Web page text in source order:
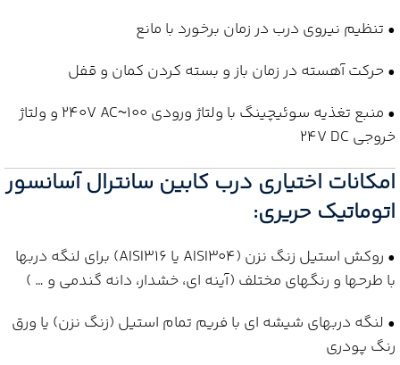
• تنظیم نیروی درب در زمان برخورد با مانع
• حرکت آهسته در زمان باز و بسته کردن کمان و قفل
• منبع تغذیه سوئیچینگ با ولتاژ ورودی 100~240V AC و ولتاژ
خروجی 24V DC
امکانات اختیاری درب کابین سانترال آسانسور
اتوماتیک حریری:
• روکش استیل زنگ نزن (AISI304 یا AISI316) برای لنگه دربها
با طرحها و رنگهای مختلف (آینه ای، خشدار، دانه گندمی و … )
• لنگه دربهای شیشه ای با فریم تمام استیل (زنگ نزن) یا ورق
رنگ پودری